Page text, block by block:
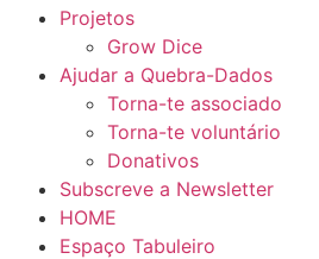
Projetos
Grow Dice
Ajudar a Quebra-Dados
Torna-te associado
Torna-te voluntário
Donativos
Subscreve a Newsletter
HOME
Espaço Tabuleiro